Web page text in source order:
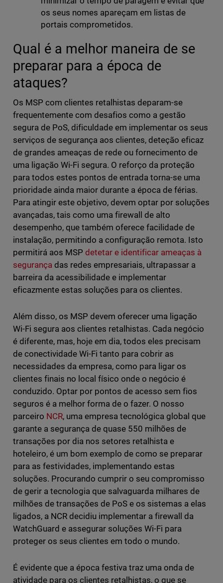
os seus nomes apareçam em listas de
portais comprometidos.
Qual é a melhor maneira de se
preparar para a época de
ataques?
Os MSP com clientes retalhistas deparam-se
frequentemente com desafios como a gestão
segura de PoS, dificuldade em implementar os seus
serviços de segurança aos clientes, deteção eficaz
de grandes ameaças de rede ou fornecimento de
uma ligação Wi-Fi segura. O reforço da proteção
para todos estes pontos de entrada torna-se uma
prioridade ainda maior durante a época de férias.
Para atingir este objetivo, devem optar por soluções
avançadas, tais como uma firewall de alto
desempenho, que também oferece facilidade de
instalação, permitindo a configuração remota. Isto
permitirá aos MSP detetar e identificar ameaças à
segurançadas redes empresariais, ultrapassar a
barreira da acessibilidade e implementar
eficazmente estas soluções para os clientes.
Além disso, os MSP devem oferecer uma ligação
Wi-Fi segura aos clientes retalhistas. Cada negócio
é diferente, mas, hoje em dia, todos eles precisam
de conectividade Wi-Fi tanto para cobrir as
necessidades da empresa, como para ligar os
clientes finais no local físico onde o negócio é
conduzido. Optar por pontos de acesso sem fios
seguros é a melhor forma de o fazer. O nosso
parceiro NCR, uma empresa tecnológica global que
garante a segurança de quase 550 milhões de
transações por dia nos setores retalhista e
hoteleiro, é um bom exemplo de como se preparar
para as festividades, implementando estas
soluções. Procurando cumprir o seu compromisso
de gerir a tecnologia que salvaguarda milhares de
milhões de transações de PoS e os sistemas a elas
ligados, a NCR decidiu implementar a firewall da
WatchGuard e assegurar soluções Wi-Fi para
proteger os seus clientes em todo o mundo.
É evidente que a época festiva traz uma onda de
atividade para os clientes retalhistas, o que se